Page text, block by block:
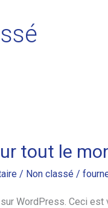
tout le
/ Non classé/
WordPress. Ceci